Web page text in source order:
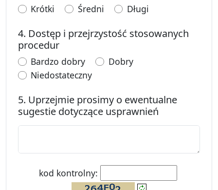
czas oczekiwania na załatwienie sprawy:
Krótki czas oczekiwania na załatwienie
Średni czas oczekiwania na
Długi
4. Dostęp i przejrzystość stosowanych
procedur
dostęp i przejrzystość stosowanych procedur:
Bardzo dobry dostęp i przejrzystość
Dobry
dostęp i przejrzystość stosowanych procedur:
Niedostateczny
5. Uprzejmie prosimy o ewentualne
sugestie dotyczące usprawnień
kod kontrolny: